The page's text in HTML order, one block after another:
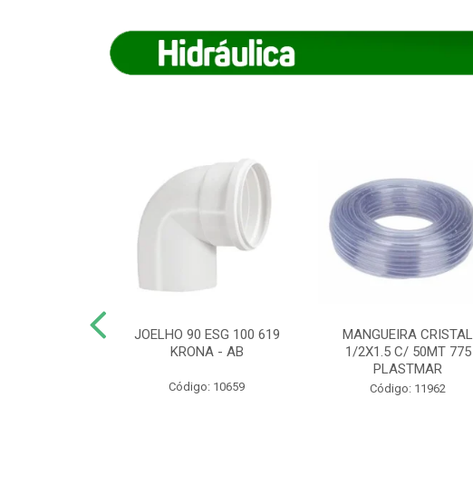
JOELHO 90 ESG 100 619
KRONA - AB
Código: 10659
MANGUEIRA CRISTAL
1/2X1.5 C/ 50MT 775
PLASTMAR
Código: 11962